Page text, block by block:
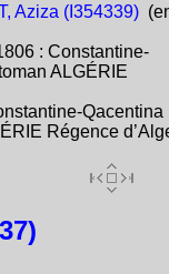
Aziza (I354339)
: Constantine-
ALGÉRIE
Qacentina
Régence